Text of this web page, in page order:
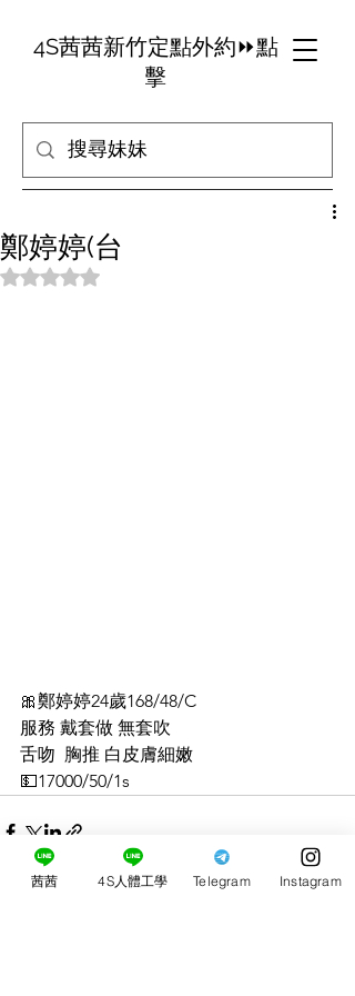
4S茜茜新竹定點外約⏩點
擊
鄭婷婷(台
評等為 NaN（最高為 5 顆星）。
🎀鄭婷婷24歲168/48/C
服務 戴套做 無套吹
舌吻  胸推 白皮膚細嫩
💵17000/50/1s
茜茜 4S人體工學 Telegram Instagram